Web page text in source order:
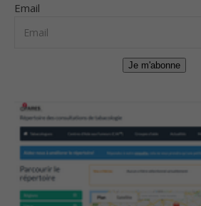
Email
Je m'abonne